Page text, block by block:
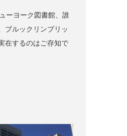
ーヨーク図書館、誰
ブルックリンブリッ
在するのはご存知で